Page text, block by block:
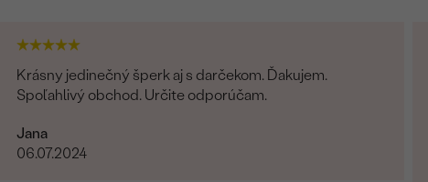
Krásny jedinečný šperk aj s darčekom. Ďakujem.
Spoľahlivý obchod. Určite odporúčam.
Jana
06.07.2024